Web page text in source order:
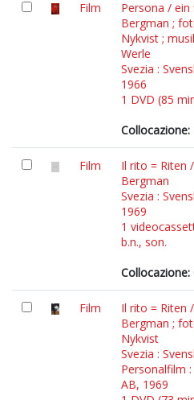
Film
Persona /
Bergman ;
Nykvist ;
Werle
Svezia :
1966
1 DVD (85
Collocazione:
Film
Il rito = Riten
Bergman
Svezia :
1969
1
b.n., son.
Collocazione:
Film
Il rito = Riten
Bergman ;
Nykvist
Svezia :
Personalfilm
AB, 1969